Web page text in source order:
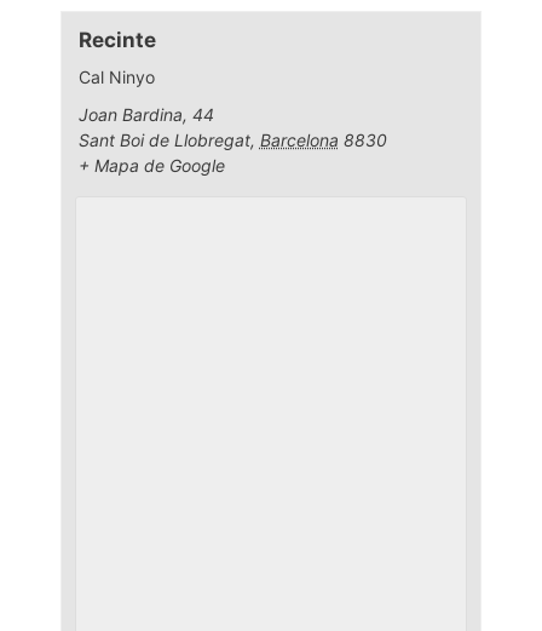
Recinte
Cal Ninyo
Joan Bardina, 44
Sant Boi de Llobregat, Barcelona 8830
+ Mapa de Google